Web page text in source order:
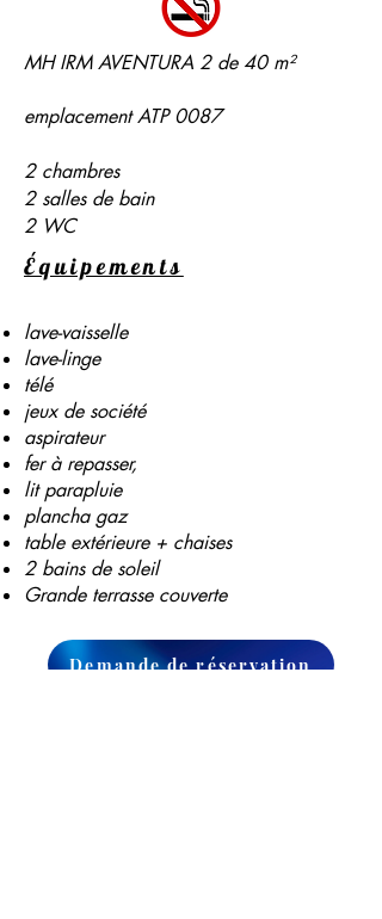
MH IRM AVENTURA 2 de 40 m²
emplacement ATP 0087
2 chambres
2 salles de bain
2 WC
Équipements
lave-vaisselle
lave-linge
télé
jeux de société
aspirateur
fer à repasser,
lit parapluie
plancha gaz
table extérieure + chaises
2 bains de soleil
Grande terrasse couverte
Demande de réservation